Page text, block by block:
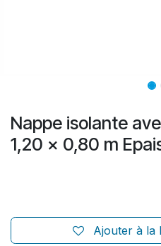
Nappe isolante
1,20 x 0,80 m
Ajouter à la